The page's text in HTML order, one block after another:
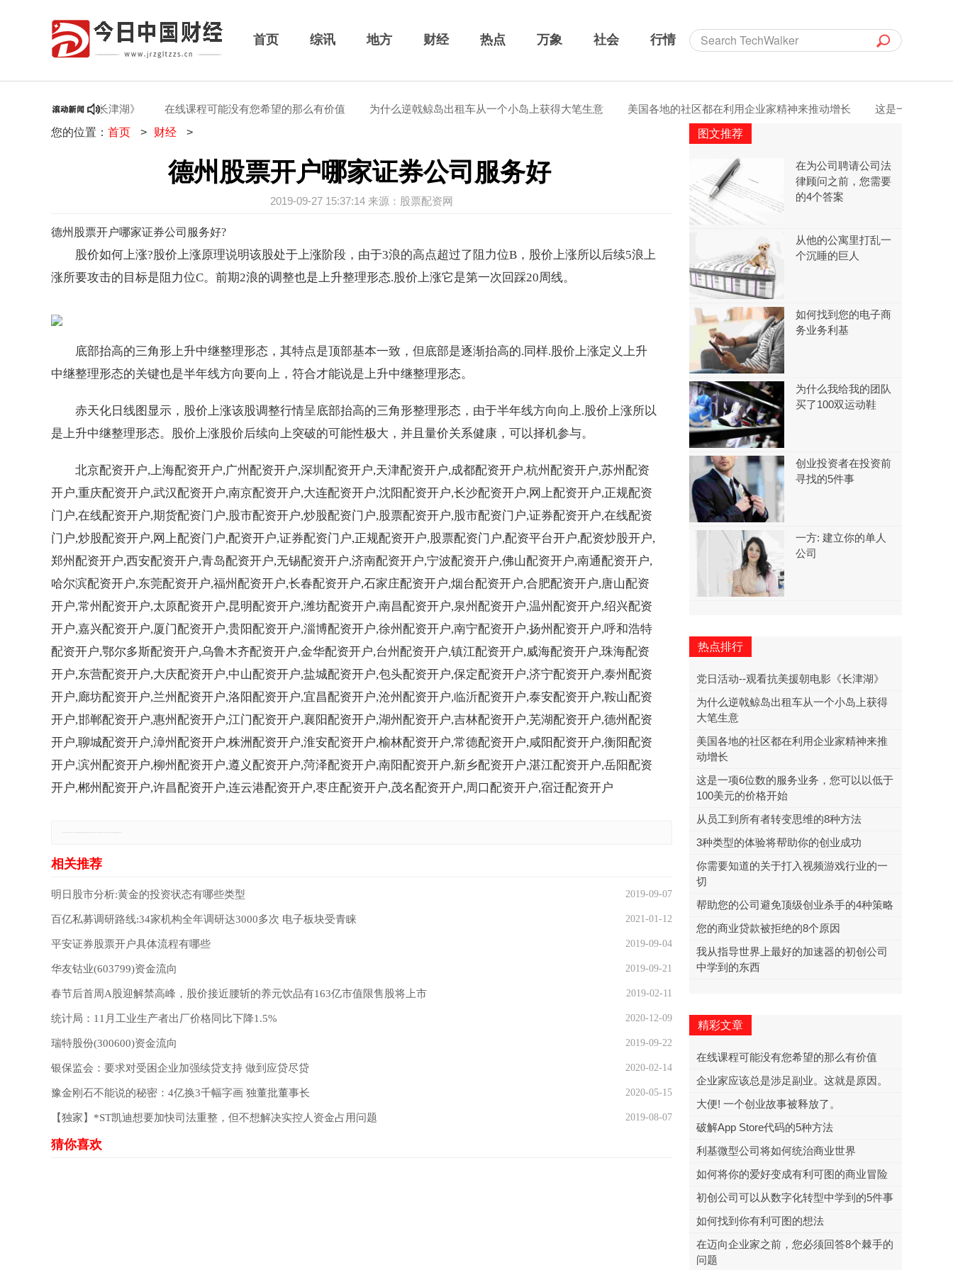
首页 综讯 地方 财经 热点 万象 社会 行情
抗美援朝电影《长津湖》 在线课程可能没有您希望的那么有价值 为什么逆戟鲸岛出租车从一个小岛上获得大笔生意 美国各地的社区都在利用企业家精神来推动增长
这是一项6位数的
您的位置： 首页 > 财经 >
德州股票开户哪家证券公司服务好
2019-09-27 15:37:14 来源：股票配资网
德州股票开户哪家证券公司服务好?
股价如何上涨?股价上涨原理说明该股处于上涨阶段，由于3浪的高点超过了阻力位B，股价上涨所以后续5浪上
涨所要攻击的目标是阻力位C。前期2浪的调整也是上升整理形态.股价上涨它是第一次回踩20周线。
底部抬高的三角形上升中继整理形态，其特点是顶部基本一致，但底部是逐渐抬高的.同样.股价上涨定义上升
中继整理形态的关键也是半年线方向要向上，符合才能说是上升中继整理形态。
赤天化日线图显示，股价上涨该股调整行情呈底部抬高的三角形整理形态，由于半年线方向向上.股价上涨所以
是上升中继整理形态。股价上涨股价后续向上突破的可能性极大，并且量价关系健康，可以择机参与。
北京配资开户,上海配资开户,广州配资开户,深圳配资开户,天津配资开户,成都配资开户,杭州配资开户,苏州配资
开户,重庆配资开户,武汉配资开户,南京配资开户,大连配资开户,沈阳配资开户,长沙配资开户,网上配资开户,正规配资
门户,在线配资开户,期货配资门户,股市配资开户,炒股配资门户,股票配资开户,股市配资门户,证券配资开户,在线配资
门户,炒股配资开户,网上配资门户,配资开户,证券配资门户,正规配资开户,股票配资门户,配资平台开户,配资炒股开户,
郑州配资开户,西安配资开户,青岛配资开户,无锡配资开户,济南配资开户,宁波配资开户,佛山配资开户,南通配资开户,
哈尔滨配资开户,东莞配资开户,福州配资开户,长春配资开户,石家庄配资开户,烟台配资开户,合肥配资开户,唐山配资
开户,常州配资开户,太原配资开户,昆明配资开户,潍坊配资开户,南昌配资开户,泉州配资开户,温州配资开户,绍兴配资
开户,嘉兴配资开户,厦门配资开户,贵阳配资开户,淄博配资开户,徐州配资开户,南宁配资开户,扬州配资开户,呼和浩特
配资开户,鄂尔多斯配资开户,乌鲁木齐配资开户,金华配资开户,台州配资开户,镇江配资开户,威海配资开户,珠海配资
开户,东营配资开户,大庆配资开户,中山配资开户,盐城配资开户,包头配资开户,保定配资开户,济宁配资开户,泰州配资
开户,廊坊配资开户,兰州配资开户,洛阳配资开户,宜昌配资开户,沧州配资开户,临沂配资开户,泰安配资开户,鞍山配资
开户,邯郸配资开户,惠州配资开户,江门配资开户,襄阳配资开户,湖州配资开户,吉林配资开户,芜湖配资开户,德州配资
开户,聊城配资开户,漳州配资开户,株洲配资开户,淮安配资开户,榆林配资开户,常德配资开户,咸阳配资开户,衡阳配资
开户,滨州配资开户,柳州配资开户,遵义配资开户,菏泽配资开户,南阳配资开户,新乡配资开户,湛江配资开户,岳阳配资
开户,郴州配资开户,许昌配资开户,连云港配资开户,枣庄配资开户,茂名配资开户,周口配资开户,宿迁配资开户
明日股市分析:黄金的投资状态有哪些类型 2019-09-07
百亿私募调研路线:34家机构全年调研达3000多次 电子板块受青睐 2021-01-12
平安证券股票开户具体流程有哪些 2019-09-04
华友钴业(603799)资金流向 2019-09-21
春节后首周A股迎解禁高峰，股价接近腰斩的养元饮品有163亿市值限售股将上市 2019-02-11
统计局：11月工业生产者出厂价格同比下降1.5% 2020-12-09
瑞特股份(300600)资金流向 2019-09-22
银保监会：要求对受困企业加强续贷支持 做到应贷尽贷 2020-02-14
豫金刚石不能说的秘密：4亿换3千幅字画 独董批董事长 2020-05-15
【独家】*ST凯迪想要加快司法重整，但不想解决实控人资金占用问题 2019-08-07
图文推荐
在为公司聘请公司法
律顾问之前，您需要
的4个答案
从他的公寓里打乱一
个沉睡的巨人
如何找到您的电子商
务业务利基
为什么我给我的团队
买了100双运动鞋
创业投资者在投资前
寻找的5件事
一方: 建立你的单人
公司
热点排行
党日活动--观看抗美援朝电影《长津湖》
为什么逆戟鲸岛出租车从一个小岛上获得
大笔生意
美国各地的社区都在利用企业家精神来推
动增长
这是一项6位数的服务业务，您可以以低于
100美元的价格开始
从员工到所有者转变思维的8种方法
3种类型的体验将帮助你的创业成功
你需要知道的关于打入视频游戏行业的一
切
帮助您的公司避免顶级创业杀手的4种策略
您的商业贷款被拒绝的8个原因
我从指导世界上最好的加速器的初创公司
中学到的东西
精彩文章
在线课程可能没有您希望的那么有价值
企业家应该总是涉足副业。这就是原因。
大便! 一个创业故事被释放了。
破解App Store代码的5种方法
利基微型公司将如何统治商业世界
如何将你的爱好变成有利可图的商业冒险
初创公司可以从数字化转型中学到的5件事
如何找到你有利可图的想法
在迈向企业家之前，您必须回答8个棘手的
问题